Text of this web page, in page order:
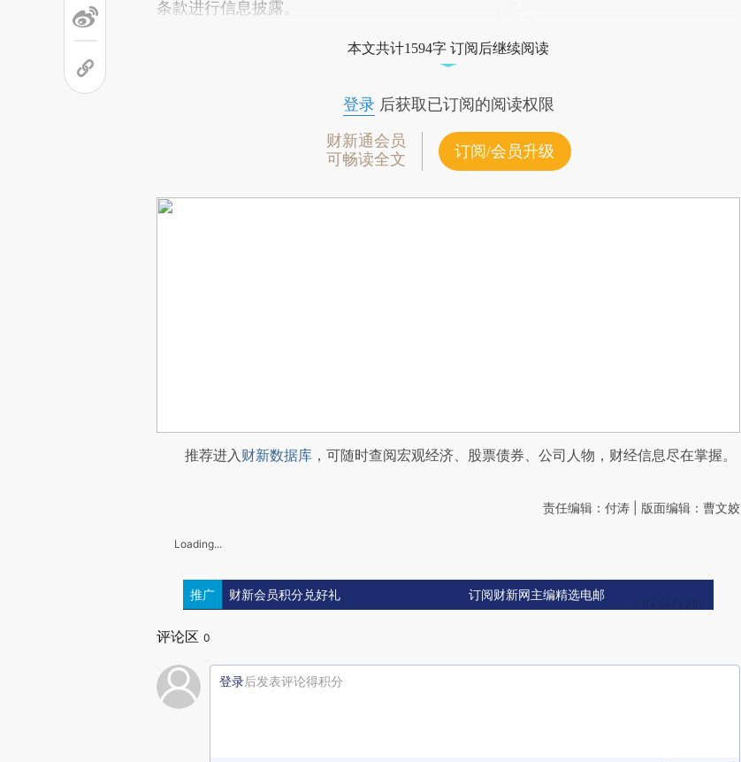
条款进行信息披露。
本文共计1594字 订阅后继续阅读
登录后获取已订阅的阅读权限
财新通会员
可畅读全文
订阅/会员升级
推荐进入财新数据库 ，可随时查阅宏观经济、股票债券、公司人物，财经信息尽在掌握。
责任编辑：付涛 | 版面编辑：曹文姣
Loading...
推广 财新会员积分兑好礼 订阅财新网主编精选电邮
评论区 0
登录后发表评论得积分